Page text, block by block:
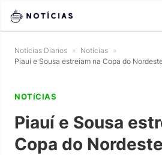
Notícias Diarios » Notícias »
Piauí e Sousa estreiam na Copa do
NOTíCIAS
Piauí e Sousa
Copa do